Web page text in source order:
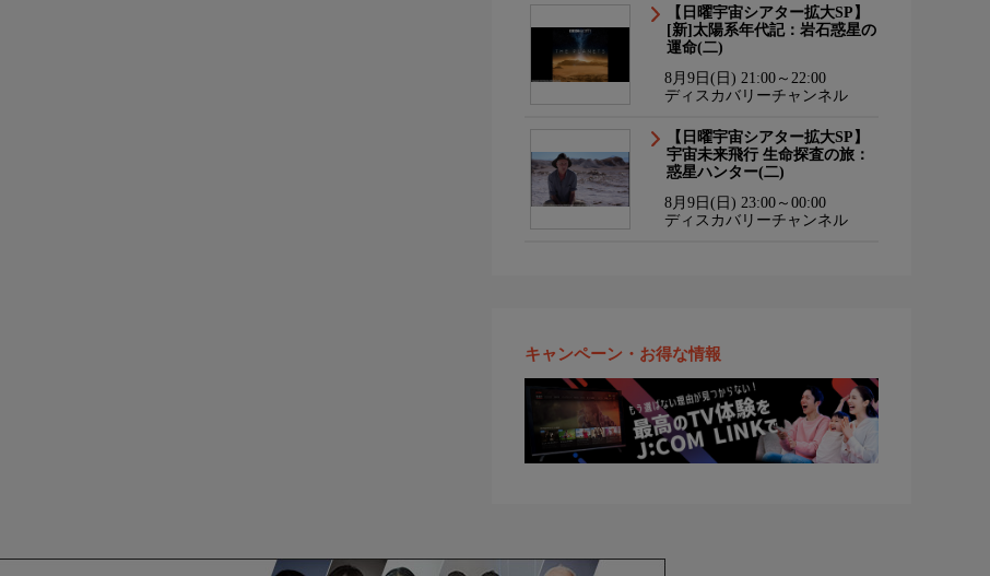
【日曜宇宙シアター拡大SP】
[新]太陽系年代記：岩石惑星の
運命(二)
8月9日(日) 21:00～22:00
ディスカバリーチャンネル
【日曜宇宙シアター拡大SP】
宇宙未来飛行 生命探査の旅：
惑星ハンター(二)
8月9日(日) 23:00～00:00
ディスカバリーチャンネル
キャンペーン・お得な情報